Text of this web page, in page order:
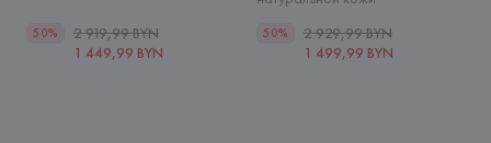
50%
2 919,99 BYN
1 449,99 BYN
50%
2 929,99 BYN
1 499,99 BYN